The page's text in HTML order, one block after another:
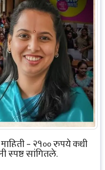
– २१०० रुपये कधी
स्पष्ट सांगितले.